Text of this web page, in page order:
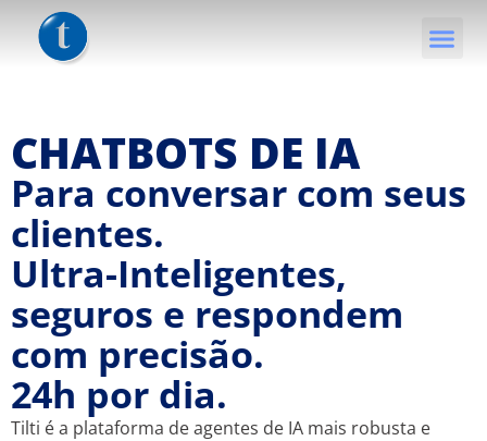
CHATBOTS DE IA
Para conversar com seus
clientes.
Ultra-Inteligentes,
seguros e respondem
com precisão.
24h por dia.
Tilti é a plataforma de agentes de IA mais robusta e